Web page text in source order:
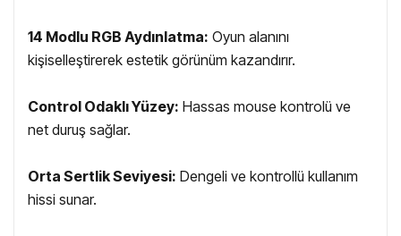
14 Modlu RGB Aydınlatma: Oyun alanını
kişiselleştirerek estetik görünüm kazandırır.
Control Odaklı Yüzey: Hassas mouse kontrolü ve
net duruş sağlar.
Orta Sertlik Seviyesi: Dengeli ve kontrollü kullanım
hissi sunar.